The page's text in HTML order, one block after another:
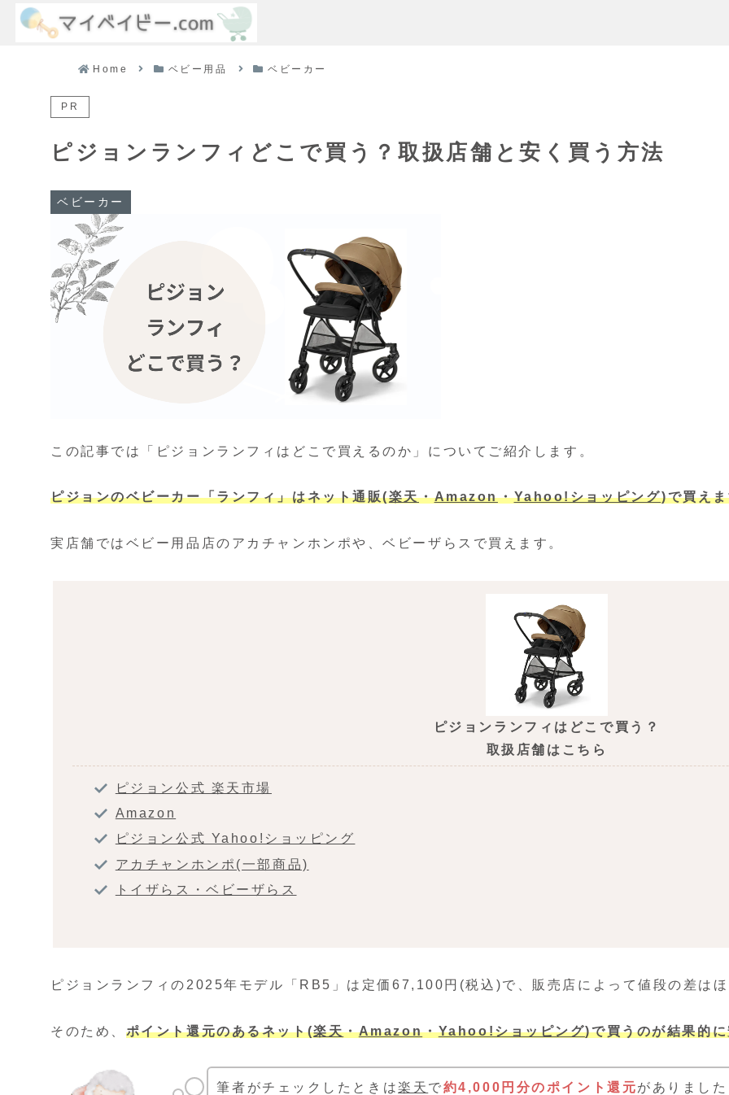
Home ベビー用品 ベビーカー
PR
ピジョンランフィどこで買う？取扱店舗と安く買う方法
ベビーカー
この記事では「ピジョンランフィはどこで買えるのか」についてご紹介します。
ピジョンのベビーカー「ランフィ」はネット通販(楽天・Amazon・Yahoo!ショッピング)で買え
実店舗ではベビー用品店のアカチャンホンポや、ベビーザらスで買えます。
ピジョンランフィはどこで買う？
取扱店舗はこちら
ピジョン公式 楽天市場
Amazon
ピジョン公式 Yahoo!ショッピング
アカチャンホンポ(一部商品)
トイザらス・ベビーザらス
ピジョンランフィの2025年モデル「RB5」は定価67,100円(税込)で、販売店によって値段の差は
そのため、 ポイント還元のあるネット(楽天・Amazon・Yahoo!ショッピング)で買うのが結果的
筆者がチェックしたときは楽天 で約4,000円分のポイント還元がありまし